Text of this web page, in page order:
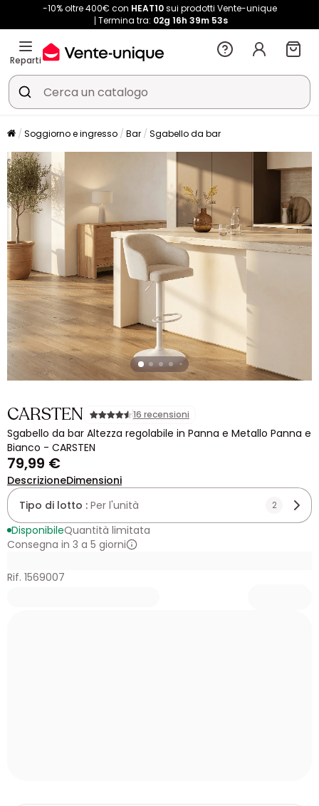
-10% oltre 400€ con HEAT10sui prodotti Vente-unique
Termina tra: 02g 16h 39m 52s
Reparti
Soggiorno e ingresso Bar Sgabello da bar
CARSTEN 16 recensioni
Sgabello da bar Altezza regolabile in Panna e Metallo Panna e
Bianco - CARSTEN
79,99 €
DescrizioneDimensioni
Tipo di lotto : Per l'unità 2
DisponibileQuantità limitata
Consegna in 3 a 5 giorni
Rif. 1569007